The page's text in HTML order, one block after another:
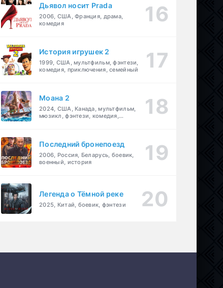
Дьявол носит Prada
2006, США, Франция, драма,
комедия
История игрушек 2
1999, США, мультфильм, фэнтези,
комедия, приключения, семейный
Моана 2
2024, США, Канада, мультфильм,
мюзикл, фэнтези, комедия,
Последний бронепоезд
2006, Россия, Беларусь, боевик,
военный, история
Легенда о Тёмной реке
2025, Китай, боевик, фэнтези